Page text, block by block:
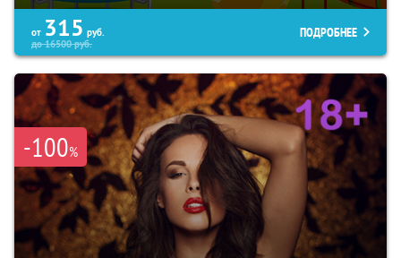
от 315 руб.
до16500руб.
ПОДРОБНЕЕ
-100%